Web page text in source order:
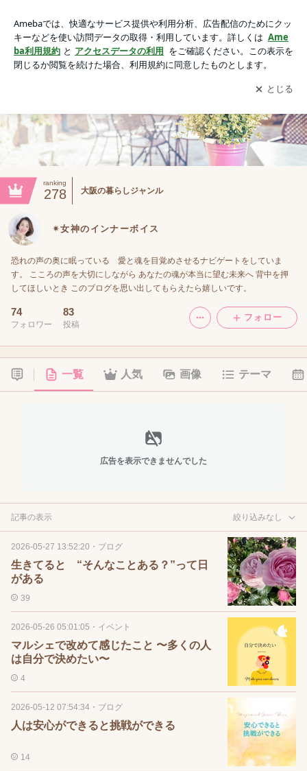
アプリをダウンロードして ブログの更新通知
を受け取りまし
ょう。
開く
ranking
278 大阪の暮らしジャンル
✴︎女神のインナーボイス
恐れの声の奥に眠っている 愛と魂を目覚めさせるナビゲートをしていま
す。 こころの声を大切にしながら あなたの魂が本当に望む未来へ 背中を押
してほしいとき このブログを思い出してもらえたら嬉しいです。
74
フォロワー
83
投稿
フォロー
一覧 人気 画像 テーマ
広告を表示できませんでした
記事の表示 絞り込みなし
2026-05-27 13:52:20 ・ ブログ
生きてると “そんなことある？”って日
がある
39
2026-05-26 05:01:05 ・ イベント
マルシェで改めて感じたこと 〜多くの人
は自分で決めたい〜
4
2026-05-12 07:54:34 ・ ブログ
人は安心ができると挑戦ができる
14